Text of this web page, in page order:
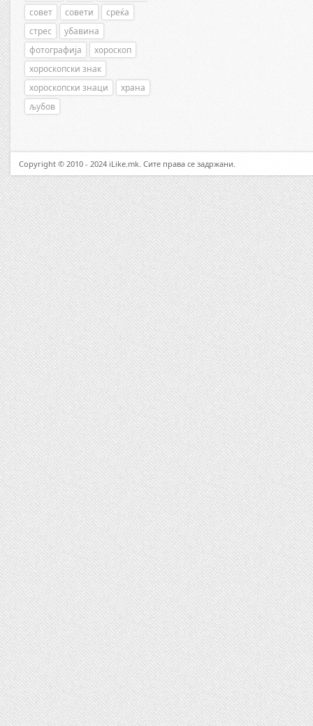
совет
совети
среќа
стрес
убавина
фотографија
хороскоп
хороскопски знак
хороскопски знаци
храна
љубов
Copyright © 2010 - 2024 iLike.mk. Сите права се задржани.